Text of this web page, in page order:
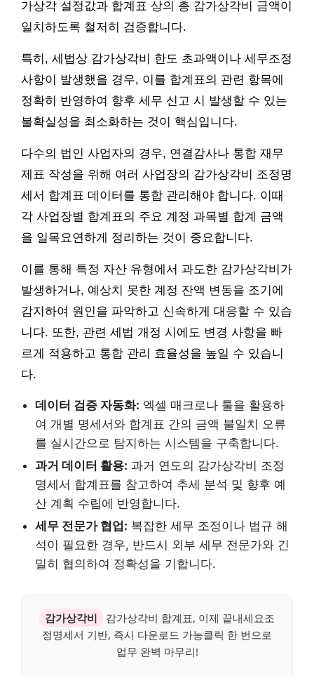
가상각 설정값과 합계표 상의 총 감가상각비 금액이
일치하도록 철저히 검증합니다.
특히, 세법상 감가상각비 한도 초과액이나 세무조정
사항이 발생했을 경우, 이를 합계표의 관련 항목에
정확히 반영하여 향후 세무 신고 시 발생할 수 있는
불확실성을 최소화하는 것이 핵심입니다.
다수의 법인 사업자의 경우, 연결감사나 통합 재무
제표 작성을 위해 여러 사업장의 감가상각비 조정명
세서 합계표 데이터를 통합 관리해야 합니다. 이때
각 사업장별 합계표의 주요 계정 과목별 합계 금액
을 일목요연하게 정리하는 것이 중요합니다.
이를 통해 특정 자산 유형에서 과도한 감가상각비가
발생하거나, 예상치 못한 계정 잔액 변동을 조기에
감지하여 원인을 파악하고 신속하게 대응할 수 있습
니다. 또한, 관련 세법 개정 시에도 변경 사항을 빠
르게 적용하고 통합 관리 효율성을 높일 수 있습니
다.
데이터 검증 자동화: 엑셀 매크로나 툴을 활용하
여 개별 명세서와 합계표 간의 금액 불일치 오류
를 실시간으로 탐지하는 시스템을 구축합니다.
과거 데이터 활용: 과거 연도의 감가상각비 조정
명세서 합계표를 참고하여 추세 분석 및 향후 예
산 계획 수립에 반영합니다.
세무 전문가 협업: 복잡한 세무 조정이나 법규 해
석이 필요한 경우, 반드시 외부 세무 전문가와 긴
밀히 협의하여 정확성을 기합니다.
감가상각비
감가상각비 합계표, 이제 끝내세요조
정명세서 기반, 즉시 다운로드 가능클릭 한 번으로
업무 완벽 마무리!